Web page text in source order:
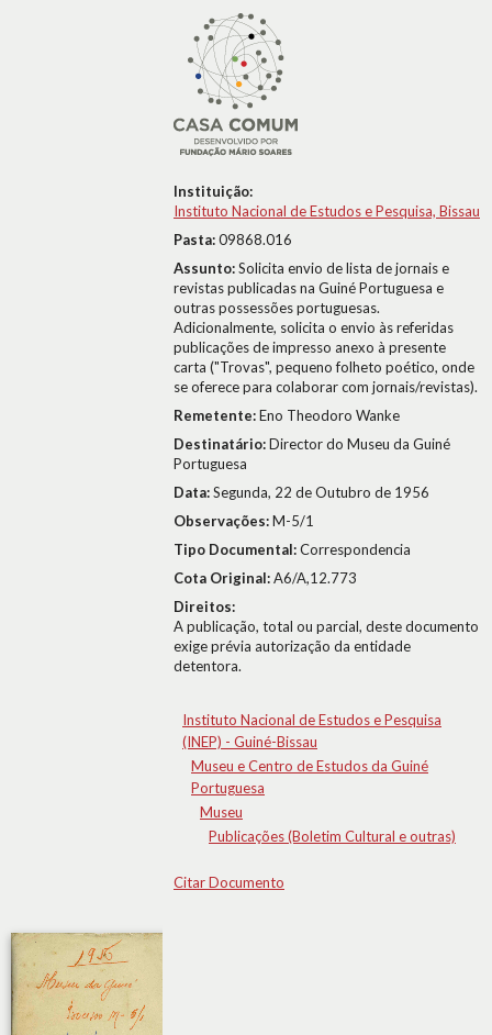
Instituição:
Instituto Nacional de Estudos e Pesquisa, Bissau
Pasta:09868.016
Assunto:Solicita envio de lista de jornais e
revistas publicadas na Guiné Portuguesa e
outras possessões portuguesas.
Adicionalmente, solicita o envio às referidas
publicações de impresso anexo à presente
carta ("Trovas", pequeno folheto poético, onde
se oferece para colaborar com jornais/revistas).
Remetente:Eno Theodoro Wanke
Destinatário:Director do Museu da Guiné
Portuguesa
Data:Segunda, 22 de Outubro de 1956
Observações:M-5/1
Tipo Documental:Correspondencia
Cota Original:A6/A,12.773
Direitos:
A publicação, total ou parcial, deste documento
exige prévia autorização da entidade
detentora.
Instituto Nacional de Estudos e Pesquisa
(INEP) - Guiné-Bissau
Museu e Centro de Estudos da Guiné
Portuguesa
Museu
Publicações (Boletim Cultural e outras)
Citar Documento